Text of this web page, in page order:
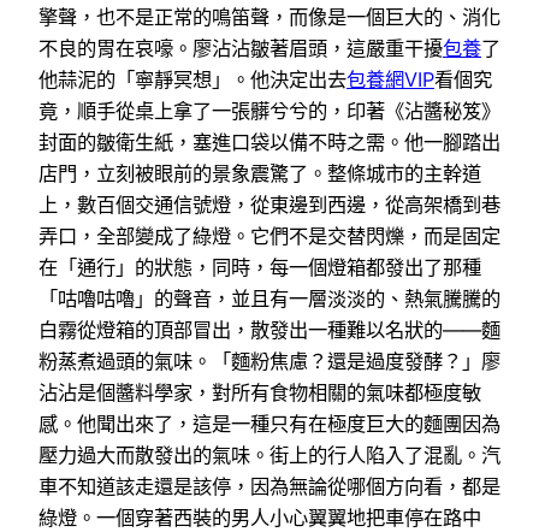
擎聲，也不是正常的鳴笛聲，而像是一個巨大的、消化
不良的胃在哀嚎。廖沾沾皺著眉頭，這嚴重干擾包養了
他蒜泥的「寧靜冥想」。他決定出去包養網VIP看個究
竟，順手從桌上拿了一張髒兮兮的，印著《沾醬秘笈》
封面的皺衛生紙，塞進口袋以備不時之需。他一腳踏出
店門，立刻被眼前的景象震驚了。整條城市的主幹道
上，數百個交通信號燈，從東邊到西邊，從高架橋到巷
弄口，全部變成了綠燈。它們不是交替閃爍，而是固定
在「通行」的狀態，同時，每一個燈箱都發出了那種
「咕嚕咕嚕」的聲音，並且有一層淡淡的、熱氣騰騰的
白霧從燈箱的頂部冒出，散發出一種難以名狀的——麵
粉蒸煮過頭的氣味。「麵粉焦慮？還是過度發酵？」廖
沾沾是個醬料學家，對所有食物相關的氣味都極度敏
感。他聞出來了，這是一種只有在極度巨大的麵團因為
壓力過大而散發出的氣味。街上的行人陷入了混亂。汽
車不知道該走還是該停，因為無論從哪個方向看，都是
綠燈。一個穿著西裝的男人小心翼翼地把車停在路中